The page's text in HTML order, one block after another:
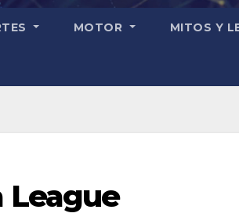
MOTOR MITOS Y
League